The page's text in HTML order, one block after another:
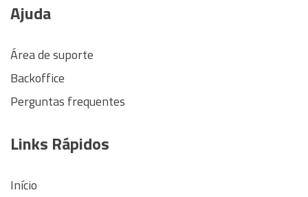
Ajuda
Área de suporte
Backoffice
Perguntas frequentes
Links Rápidos
Início